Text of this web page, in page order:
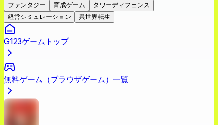
ファンタジー
育成ゲーム
タワーディフェンス
経営シミュレーション
異世界転生
G123ゲームトップ
無料ゲーム（ブラウザゲーム）一覧